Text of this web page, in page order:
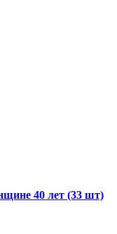
40 лет (33 шт)